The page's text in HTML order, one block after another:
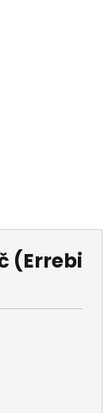
(Errebi